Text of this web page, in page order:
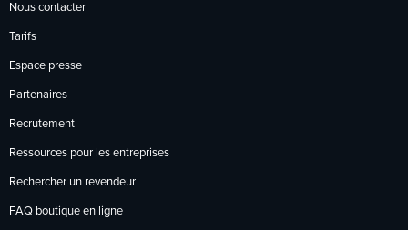
Nous contacter
Tarifs
Espace presse
Partenaires
Recrutement
Ressources pour les entreprises
Rechercher un revendeur
FAQ boutique en ligne